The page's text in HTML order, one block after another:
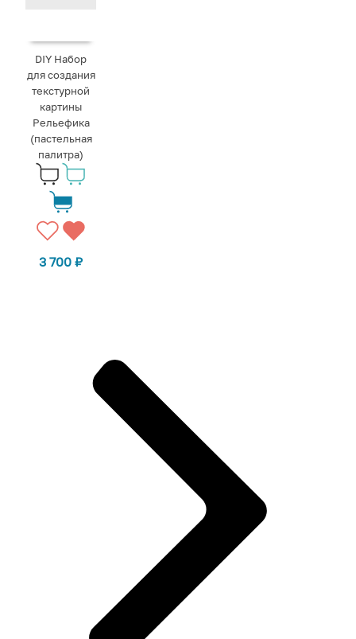
DIY Набор
для создания
текстурной
картины
Рельефика
(пастельная
палитра)
3 700₽